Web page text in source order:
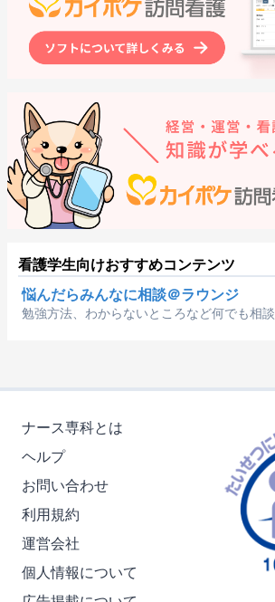
看護学生向けおすすめコンテンツ
悩んだらみんなに相談＠ラウンジ
勉強方法、わからないところなど何でも相談
ナース専科とは
ヘルプ
お問い合わせ
利用規約
運営会社
個人情報について